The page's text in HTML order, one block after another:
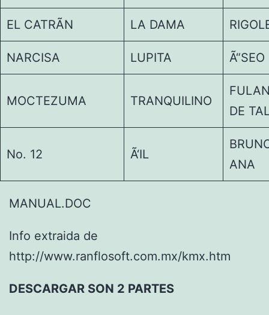
EL CATRÃN LA DAMA
NARCISA LUPITA Ã“SEO
MOCTEZUMA TRANQUILINO
DE
No. 12 Ã‘IL
ANA
MANUAL.DOC
Info extraida de
http://www.ranflosoft.com.mx/kmx.htm
DESCARGAR SON 2 PARTES